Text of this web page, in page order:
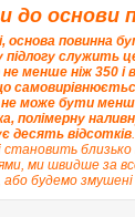
до основи
основа повинна
підлогу служить
не менше ніж 350
може бути
полімерну
десять відсотків
становить
ми швидше за
або будемо